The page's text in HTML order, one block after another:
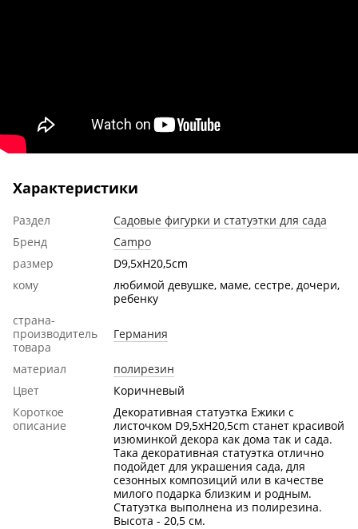
Характеристики
Раздел
Садовые фигурки и статуэтки для сада
Бренд
Campo
размер
D9,5xH20,5cm
кому
любимой девушке, маме, сестре, дочери,
ребенку
страна-
производитель
товара
Германия
материал
полирезин
Цвет
Коричневый
Короткое
описание
Декоративная статуэтка Ежики с
листочком D9,5xH20,5cm cтанет красивой
изюминкой декора как дома так и сада.
Така декоративная статуэтка отлично
подойдет для украшения сада, для
сезонных композиций или в качестве
милого подарка близким и родным.
Статуэтка выполнена из полирезина.
Высота - 20,5 cм.